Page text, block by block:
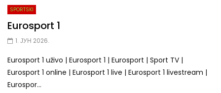
SPORTSKI
Eurosport 1
1. ЈУН 2026.
Eurosport 1 uživo | Eurosport 1 | Eurosport | Sport TV |
Eurosport 1 online | Eurosport 1 live | Eurosport 1 livestream |
Eurospor...